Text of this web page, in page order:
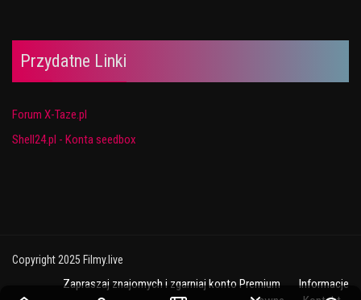
Przydatne Linki
Forum X-Taze.pl
Shell24.pl - Konta seedbox
Copyright 2025 Filmy.live
Zapraszaj znajomych i zgarniaj konto Premium
Informacje